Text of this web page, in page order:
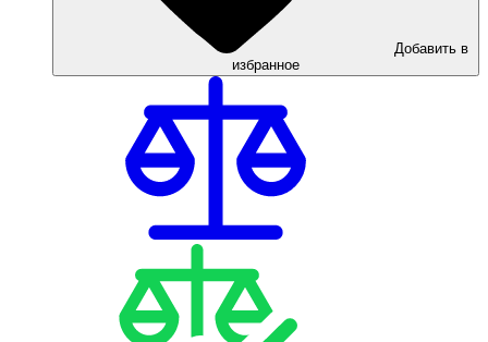
Добавить в
избранное